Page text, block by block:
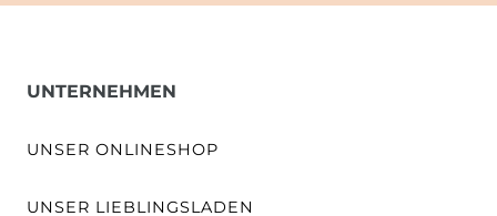
UNTERNEHMEN
UNSER ONLINESHOP
UNSER LIEBLINGSLADEN